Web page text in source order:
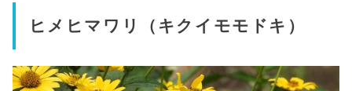
ヒメヒマワリ（キクイモモドキ）